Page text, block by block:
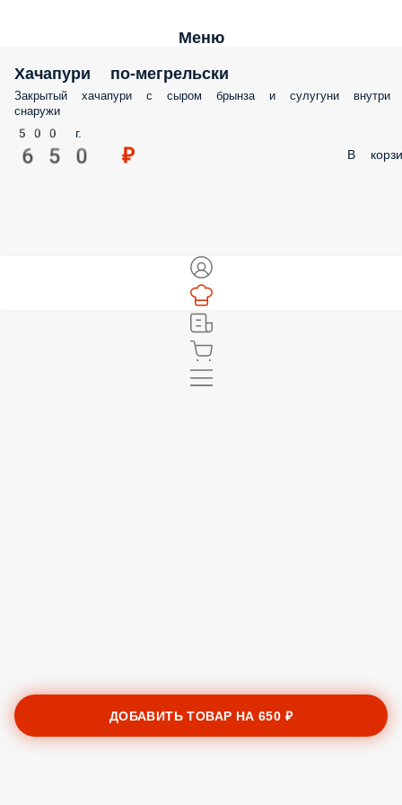
Меню
Хачапури по-мегрельски
Закрытый хачапури с сыром брынза и сулугуни внутри
снаружи
500 г.
650 ₽ В
ДОБАВИТЬ ТОВАР НА650 ₽